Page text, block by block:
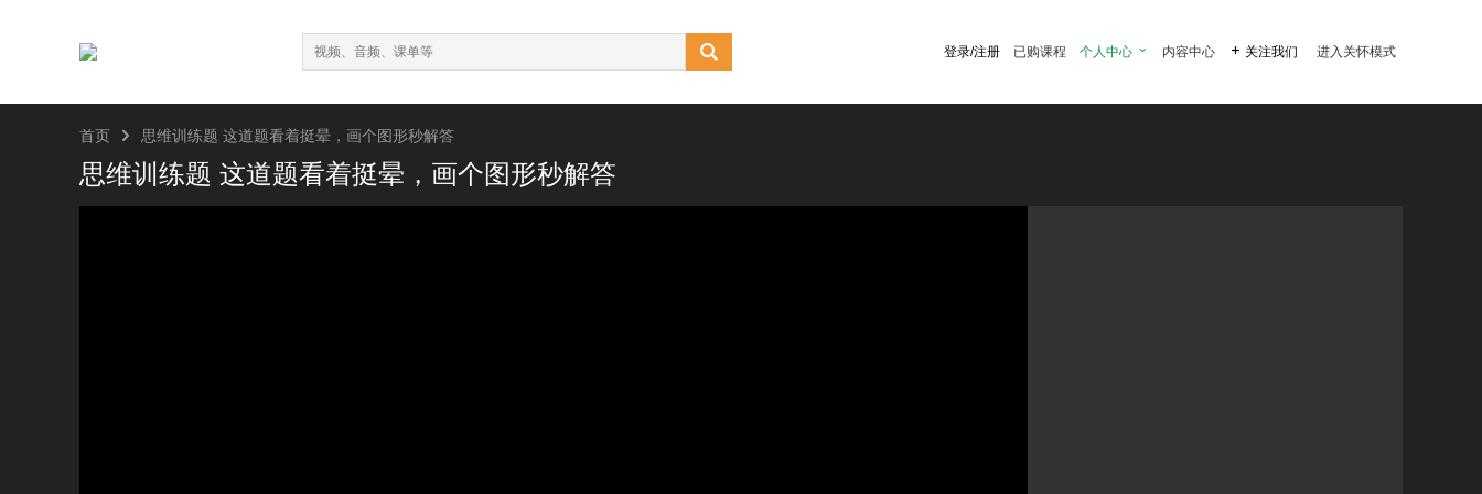
 登录/注册 已购课程 个人中心  内容中心  关注我们 进入关怀模式
首页  思维训练题 这道题看着挺晕，画个图形秒解答
思维训练题 这道题看着挺晕，画个图形秒解答